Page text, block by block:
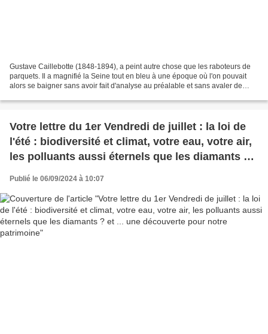
Gustave Caillebotte (1848-1894), a peint autre chose que les raboteurs de
parquets. Il a magnifié la Seine tout en bleu à une époque où l'on pouvait
alors se baigner sans avoir fait d'analyse au préalable et sans avaler de
Votre lettre du 1er Vendredi de juillet : la loi de
l'été : biodiversité et climat, votre eau, votre air,
les polluants aussi éternels que les diamants ?
et ... une découverte pour notre patrimoine
Publié le 06/09/2024 à 10:07